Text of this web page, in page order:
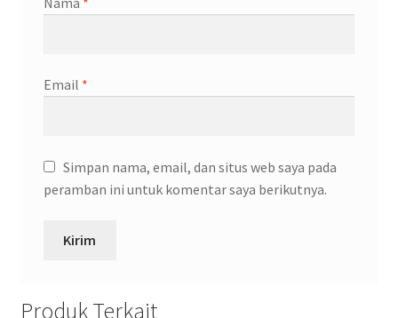
Email *
Simpan nama, email, dan situs web saya pada
peramban ini untuk komentar saya berikutnya.
Produk Terkait